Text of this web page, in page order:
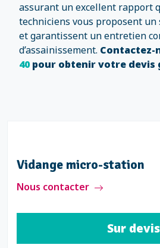
assurant un excellent rapport
techniciens vous proposent
et garantissent un entretien
d’assainissement. Contactez-
40pour obtenir votre devis
Vidange micro-station
Nous contacter
Sur devis